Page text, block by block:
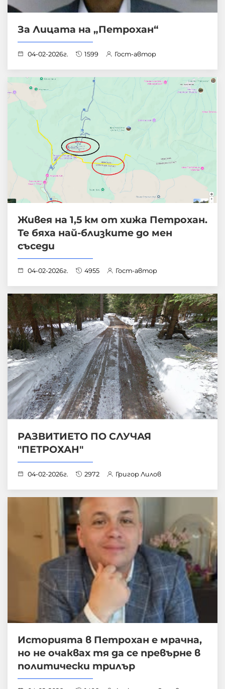
За Лицата на „Петрохан“
04-02-2026г. 1599 Гост-автор
Живея на 1,5 км от хижа Петрохан.
Те бяха най-близките до мен
съседи
04-02-2026г. 4955 Гост-автор
РАЗВИТИЕТО ПО СЛУЧАЯ
"ПЕТРОХАН"
04-02-2026г. 2972 Григор Лилов
Историята в Петрохан е мрачна,
но не очаквах тя да се превърне в
политически трилър